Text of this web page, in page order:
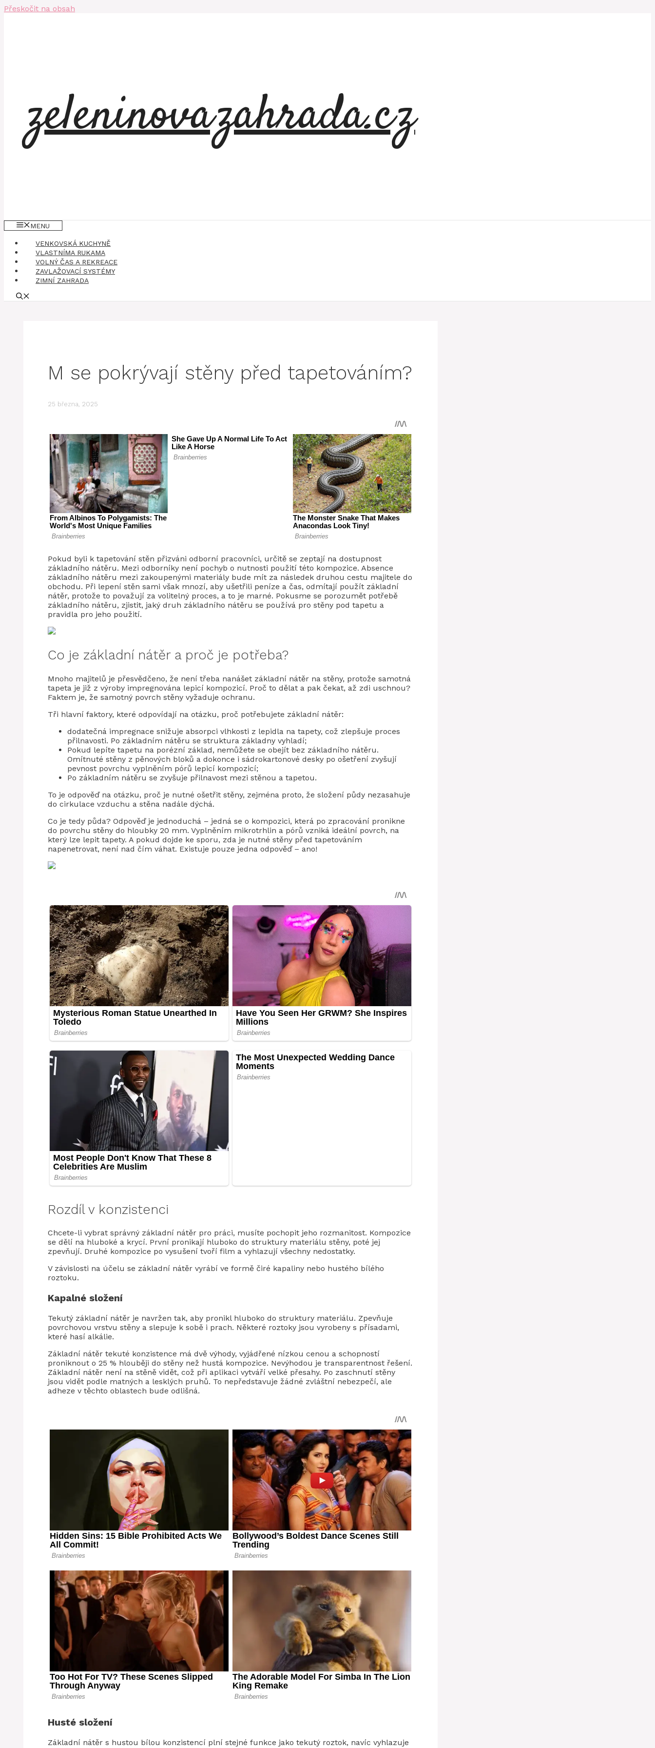
Přeskočit na obsah
zeleninovazahrada.cz
MENU
VENKOVSKÁ KUCHYNĚ
VLASTNÍMA RUKAMA
VOLNÝ ČAS A REKREACE
ZAVLAŽOVACÍ SYSTÉMY
ZIMNÍ ZAHRADA
M se pokrývají stěny před tapetováním?
25 března, 2025
Pokud byli k tapetování stěn přizváni odborní pracovníci, určitě se zeptají na dostupnost
základního nátěru. Mezi odborníky není pochyb o nutnosti použití této kompozice. Absence
základního nátěru mezi zakoupenými materiály bude mít za následek druhou cestu majitele do
obchodu. Při lepení stěn sami však mnozí, aby ušetřili peníze a čas, odmítají použít základní
nátěr, protože to považují za volitelný proces, a to je marné. Pokusme se porozumět potřebě
základního nátěru, zjistit, jaký druh základního nátěru se používá pro stěny pod tapetu a
pravidla pro jeho použití.
Co je základní nátěr a proč je potřeba?
Mnoho majitelů je přesvědčeno, že není třeba nanášet základní nátěr na stěny, protože samotná
tapeta je již z výroby impregnována lepicí kompozicí. Proč to dělat a pak čekat, až zdi uschnou?
Faktem je, že samotný povrch stěny vyžaduje ochranu.
Tři hlavní faktory, které odpovídají na otázku, proč potřebujete základní nátěr:
dodatečná impregnace snižuje absorpci vlhkosti z lepidla na tapety, což zlepšuje proces
přilnavosti. Po základním nátěru se struktura základny vyhladí;
Pokud lepíte tapetu na porézní základ, nemůžete se obejít bez základního nátěru.
Omítnuté stěny z pěnových bloků a dokonce i sádrokartonové desky po ošetření zvyšují
pevnost povrchu vyplněním pórů lepicí kompozicí;
Po základním nátěru se zvyšuje přilnavost mezi stěnou a tapetou.
To je odpověď na otázku, proč je nutné ošetřit stěny, zejména proto, že složení půdy nezasahuje
do cirkulace vzduchu a stěna nadále dýchá.
Co je tedy půda? Odpověď je jednoduchá – jedná se o kompozici, která po zpracování pronikne
do povrchu stěny do hloubky 20 mm. Vyplněním mikrotrhlin a pórů vzniká ideální povrch, na
který lze lepit tapety. A pokud dojde ke sporu, zda je nutné stěny před tapetováním
napenetrovat, není nad čím váhat. Existuje pouze jedna odpověď – ano!
Rozdíl v konzistenci
Chcete-li vybrat správný základní nátěr pro práci, musíte pochopit jeho rozmanitost. Kompozice
se dělí na hluboké a krycí. První pronikají hluboko do struktury materiálu stěny, poté jej
zpevňují. Druhé kompozice po vysušení tvoří film a vyhlazují všechny nedostatky.
V závislosti na účelu se základní nátěr vyrábí ve formě čiré kapaliny nebo hustého bílého
roztoku.
Kapalné složení
Tekutý základní nátěr je navržen tak, aby pronikl hluboko do struktury materiálu. Zpevňuje
povrchovou vrstvu stěny a slepuje k sobě i prach. Některé roztoky jsou vyrobeny s přísadami,
které hasí alkálie.
Základní nátěr tekuté konzistence má dvě výhody, vyjádřené nízkou cenou a schopností
proniknout o 25 % hlouběji do stěny než hustá kompozice. Nevýhodou je transparentnost řešení.
Základní nátěr není na stěně vidět, což při aplikaci vytváří velké přesahy. Po zaschnutí stěny
jsou vidět podle matných a lesklých pruhů. To nepředstavuje žádné zvláštní nebezpečí, ale
adheze v těchto oblastech bude odlišná.
Husté složení
Základní nátěr s hustou bílou konzistencí plní stejné funkce jako tekutý roztok, navíc vyhlazuje